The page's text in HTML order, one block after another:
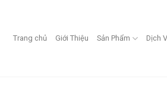
Trang chủ Giới Thiệu Sản Phẩm Dịch